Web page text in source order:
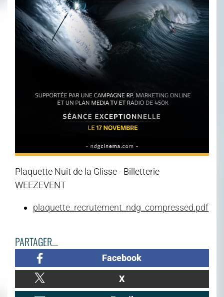
Plaquette Nuit de la Glisse - Billetterie
WEEZEVENT
plaquette_recrutement_ndg_compressed.pdf
PARTAGER...
Facebook
X